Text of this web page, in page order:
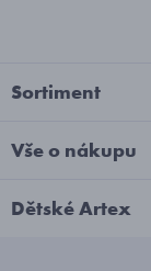
Sortiment
Vše o nákupu
Dětské Artex